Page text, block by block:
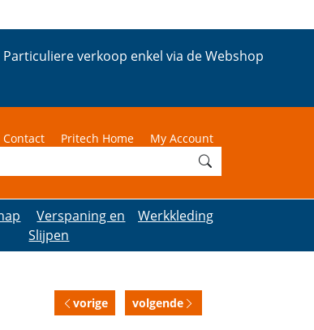
Particuliere verkoop enkel via de Webshop
Contact Pritech Home My Account
Verspaning en
Slijpen
Werkkleding
vorige volgende